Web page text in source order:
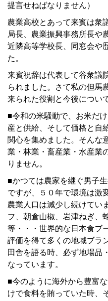
提言せねばなりません）
農業高校とあって来賓は衆
局長、農業振興事務所長や
近隣高等学校長、同窓会や
た。
来賓祝辞は代表して谷衆議
られました。さて私の但馬
来られた役割と今後につい
■令和の米騒動で、お米だ
産と供給、そして価格と自
関心を集めました。そんな
業・林業・畜産業・水産業
りません。
■かつては農家を継ぐ男子
ですが、５０年で環境は激
農業人口は減少し続けてい
フ、朝倉山椒、岩津ねぎ、
等・・・世界的な日本食ブ
評価を得て多くの地域ブラ
田舎を語る時、必ず地場品
なっています。
■今のように海外から豊富
けで食料を賄っていた時、